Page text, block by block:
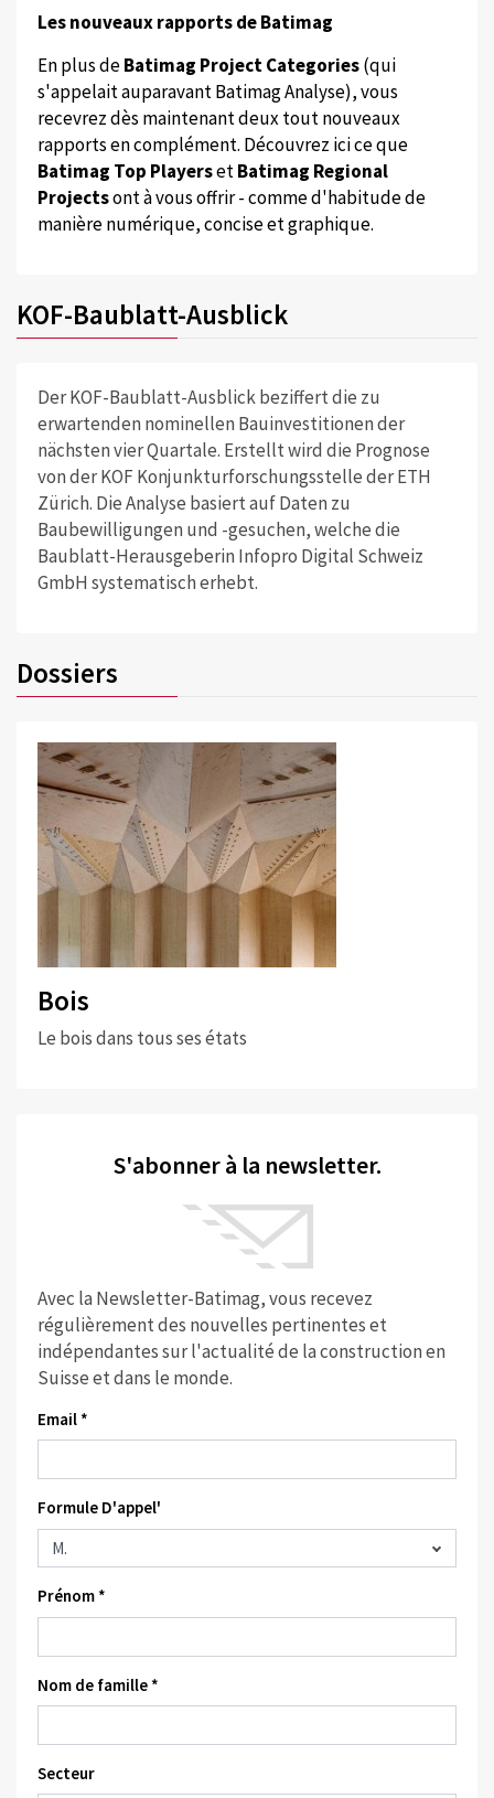
Les nouveaux rapports de Batimag
En plus deBatimag Project Categories(qui
s'appelait auparavant Batimag Analyse), vous
recevrez dès maintenant deux tout nouveaux
rapports en complément. Découvrez ici ce que
Batimag Top PlayersetBatimag Regional
Projectsont à vous offrir - comme d'habitude de
manière numérique, concise et graphique.
KOF-Baublatt-Ausblick
Der KOF-Baublatt-Ausblick beziffert die zu
erwartenden nominellen Bauinvestitionen der
nächsten vier Quartale. Erstellt wird die Prognose
von der KOF Konjunkturforschungsstelle der ETH
Zürich. Die Analyse basiert auf Daten zu
Baubewilligungen und -gesuchen, welche die
Baublatt-Herausgeberin Infopro Digital Schweiz
GmbH systematisch erhebt.
Dossiers
Bois
Le bois dans tous ses états
S'abonner à la newsletter.
Avec la Newsletter-Batimag, vous recevez
régulièrement des nouvelles pertinentes et
indépendantes sur l'actualité de la construction en
Suisse et dans le monde.
Email *
Formule D'appel'
Prénom *
Nom de famille *
Secteur